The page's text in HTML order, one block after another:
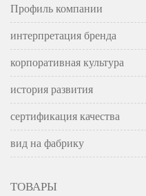
Профиль компании
интерпретация бренда
корпоративная культура
история развития
сертификация качества
вид на фабрику
ТОВАРЫ